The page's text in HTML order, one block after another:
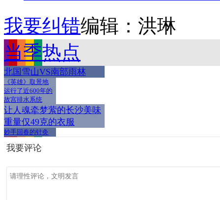
我要纠错编辑：洪琳
当季热点
北国雪山VS南部雨林
《英雄》取景地
运行了近600年的
故宫排水系统
让人魂牵梦萦的长沙美味
重量仅49克的衣服
妙手回春的针灸